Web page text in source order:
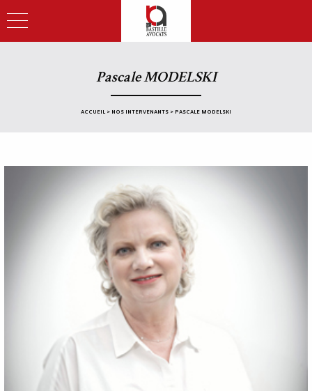
Pascale MODELSKI
ACCUEIL > NOS INTERVENANTS > PASCALE MODELSKI